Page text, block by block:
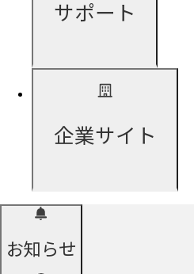
サポート
企業サイト
お知らせ